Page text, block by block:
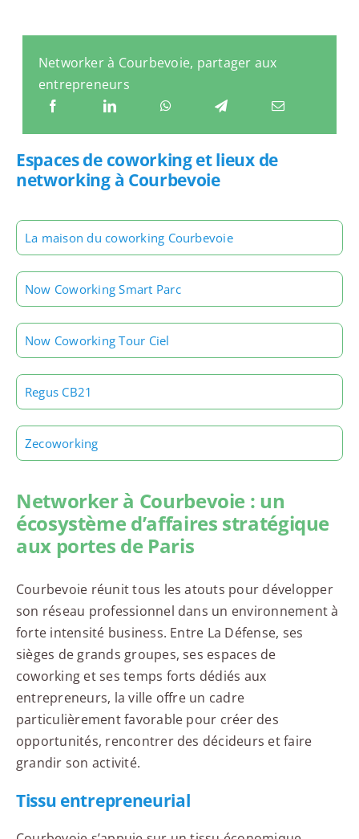
Networker à Courbevoie, partager aux
entrepreneurs
Espaces de coworking et lieux de
networking à Courbevoie
La maison du coworking Courbevoie
Now Coworking Smart Parc
Now Coworking Tour Ciel
Regus CB21
Zecoworking
Networker à Courbevoie : un
écosystème d’affaires stratégique
aux portes de Paris
Courbevoie réunit tous les atouts pour développer
son réseau professionnel dans un environnement à
forte intensité business. Entre La Défense, ses
sièges de grands groupes, ses espaces de
coworking et ses temps forts dédiés aux
entrepreneurs, la ville offre un cadre
particulièrement favorable pour créer des
opportunités, rencontrer des décideurs et faire
grandir son activité.
Tissu entrepreneurial